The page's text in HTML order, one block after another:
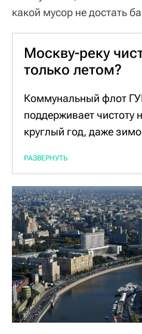
какой мусор не достать
Москву-реку
только летом?
Коммунальный флот
поддерживает чистоту
круглый год, даже
В сезон активной
проходят по всей
границах города от
Бесединского моста и
убирают бытовой и
водной глади.
Зимой Москва-река,
замерзает полностью,
работы флота
РАЗВЕРНУТЬ